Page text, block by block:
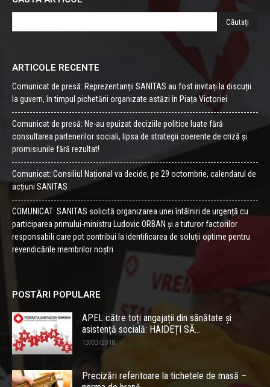
ARTICOLE RECENTE
Comunicat de presă: Reprezentanții SANITAS au fost invitați la discuții
la guvern, în timpul pichetării organizate astăzi în Piața Victoriei
Comunicat de presă: Ne-au epuizat deciziile politice luate fără
consultarea partenerilor sociali, lipsa de strategii coerente de criză și
promisiunile fără rezultat!
Comunicat: Consiliul Național va decide, pe 29 octombrie, calendarul de
acțiuni SANITAS
COMUNICAT: SANITAS solicită organizarea unei întâlniri de urgență cu
participarea primului-ministru Ludovic ORBAN și a tuturor factorilor
responsabili care pot contribui la identificarea de soluții optime pentru
revendicările membrilor noștri
POSTĂRI POPULARE
APEL către toți angajații din sănătate și
asistență socială: HAIDEȚI SĂ...
13/03/2018
Precizări referitoare la tichetele de masă –